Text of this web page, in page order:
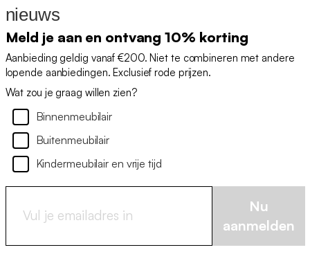
nieuws
Meld je aan en ontvang 10% korting
Aanbieding geldig vanaf €200. Niet te combineren met andere
lopende aanbiedingen. Exclusief rode prijzen.
Wat zou je graag willen zien?
Binnenmeubilair
Buitenmeubilair
Kindermeubilair en vrije tijd
Nu
aanmelden